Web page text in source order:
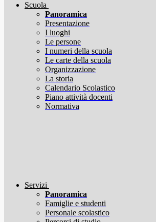
Scuola
Panoramica
Presentazione
I luoghi
Le persone
I numeri della scuola
Le carte della scuola
Organizzazione
La storia
Calendario Scolastico
Piano attività docenti
Normativa
Servizi
Panoramica
Famiglie e studenti
Personale scolastico